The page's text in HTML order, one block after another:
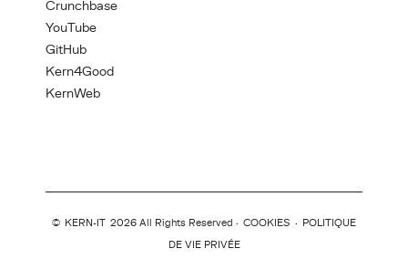
Crunchbase
YouTube
GitHub
Kern4Good
KernWeb
© KERN-IT 2026 All Rights Reserved · COOKIES · POLITIQUE
DE VIE PRIVÉE